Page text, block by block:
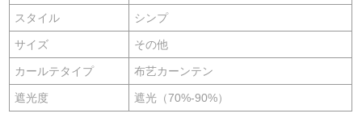
スタイル シンプ
サイズ その他
カールテタイプ 布艺カーンテン
遮光度 遮光（70%-90%）